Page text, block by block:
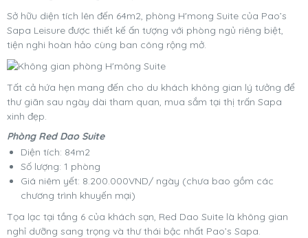
Sở hữu diện tích lên đến 64m2, phòng H'mong Suite của Pao’s
Sapa Leisure được thiết kế ấn tượng với phòng ngủ riêng biệt,
tiện nghi hoàn hảo cùng ban công rộng mở.
Tất cả hứa hẹn mang đến cho du khách không gian lý tưởng để
thư giãn sau ngày dài tham quan, mua sắm tại thị trấn Sapa
xinh đẹp.
Phòng Red Dao Suite
Diện tích: 84m2
Số lượng: 1 phòng
Giá niêm yết: 8.200.000VND/ ngày (chưa bao gồm các
chương trình khuyến mại)
Tọa lạc tại tầng 6 của khách sạn, Red Dao Suite là không gian
nghỉ dưỡng sang trọng và thư thái bậc nhất Pao’s Sapa.